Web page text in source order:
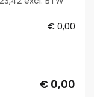
€ 0,00
€ 0,00